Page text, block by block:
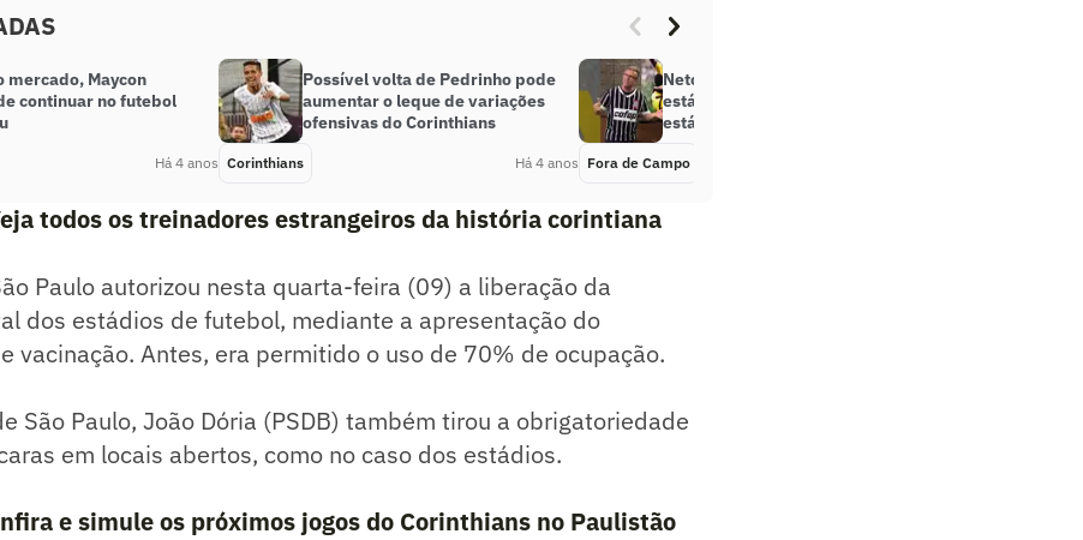
mercado, Maycon
continuar no futebol
Há 4 anos
Possível volta de Pedrinho pode
aumentar o leque de variações
ofensivas do Corinthians
Corinthians Há 4 anos
Neto reclama da falta de shows no
estádio do Corinthians: ‘Agenda
está vazia. Não consigo entender’
Fora de Campo
todos os treinadores estrangeiros da história corintiana
Paulo autorizou nesta quarta-feira (09) a liberação da
dos estádios de futebol, mediante a apresentação do
vacinação. Antes, era permitido o uso de 70% de ocupação.
São Paulo, João Dória (PSDB) também tirou a obrigatoriedade
em locais abertos, como no caso dos estádios.
e simule os próximos jogos do Corinthians no Paulistão